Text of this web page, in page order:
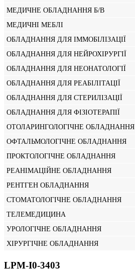
МЕДИЧНЕ ОБЛАДНАННЯ Б/В
МЕДИЧНІ МЕБЛІ
ОБЛАДНАННЯ ДЛЯ ІММОБІЛІЗАЦІЇ
ОБЛАДНАННЯ ДЛЯ НЕЙРОХІРУРГІЇ
ОБЛАДНАННЯ ДЛЯ НЕОНАТОЛОГІЇ
ОБЛАДНАННЯ ДЛЯ РЕАБІЛІТАЦІЇ
ОБЛАДНАННЯ ДЛЯ СТЕРИЛІЗАЦІЇ
ОБЛАДНАННЯ ДЛЯ ФІЗІОТЕРАПІЇ
ОТОЛАРИНГОЛОГІЧНЕ ОБЛАДНАННЯ
ОФТАЛЬМОЛОГІЧНЕ ОБЛАДНАННЯ
ПРОКТОЛОГІЧНЕ ОБЛАДНАННЯ
РЕАНІМАЦІЙНЕ ОБЛАДНАННЯ
РЕНТГЕН ОБЛАДНАННЯ
СТОМАТОЛОГІЧНЕ ОБЛАДНАННЯ
ТЕЛЕМЕДИЦИНА
УРОЛОГІЧНЕ ОБЛАДНАННЯ
ХІРУРГІЧНЕ ОБЛАДНАННЯ
LPM-I0-3403